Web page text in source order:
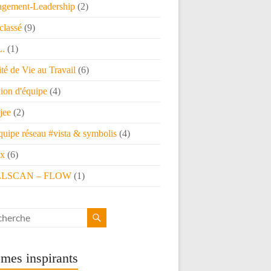
Leadership(2)
(9)
(1)
de Vie au Travail (6)
d'équipe(4)
(2)
réseau #vista & symbolis(4)
(6)
– FLOW(1)
inspirants